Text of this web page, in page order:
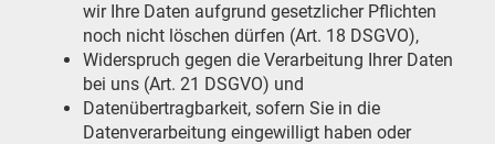
wir Ihre Daten aufgrund gesetzlicher Pflichten
noch nicht löschen dürfen (Art. 18 DSGVO),
Widerspruch gegen die Verarbeitung Ihrer Daten
bei uns (Art. 21 DSGVO) und
Datenübertragbarkeit, sofern Sie in die
Datenverarbeitung eingewilligt haben oder